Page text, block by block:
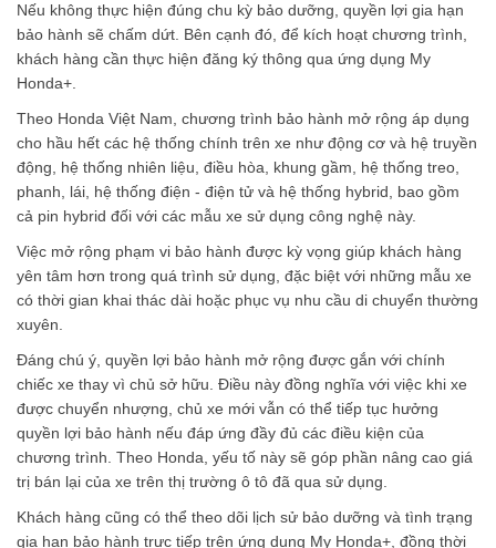
Nếu không thực hiện đúng chu kỳ bảo dưỡng, quyền lợi gia hạn
bảo hành sẽ chấm dứt. Bên cạnh đó, để kích hoạt chương trình,
khách hàng cần thực hiện đăng ký thông qua ứng dụng My
Honda+.
Theo Honda Việt Nam, chương trình bảo hành mở rộng áp dụng
cho hầu hết các hệ thống chính trên xe như động cơ và hệ truyền
động, hệ thống nhiên liệu, điều hòa, khung gầm, hệ thống treo,
phanh, lái, hệ thống điện - điện tử và hệ thống hybrid, bao gồm
cả pin hybrid đối với các mẫu xe sử dụng công nghệ này.
Việc mở rộng phạm vi bảo hành được kỳ vọng giúp khách hàng
yên tâm hơn trong quá trình sử dụng, đặc biệt với những mẫu xe
có thời gian khai thác dài hoặc phục vụ nhu cầu di chuyển thường
xuyên.
Đáng chú ý, quyền lợi bảo hành mở rộng được gắn với chính
chiếc xe thay vì chủ sở hữu. Điều này đồng nghĩa với việc khi xe
được chuyển nhượng, chủ xe mới vẫn có thể tiếp tục hưởng
quyền lợi bảo hành nếu đáp ứng đầy đủ các điều kiện của
chương trình. Theo Honda, yếu tố này sẽ góp phần nâng cao giá
trị bán lại của xe trên thị trường ô tô đã qua sử dụng.
Khách hàng cũng có thể theo dõi lịch sử bảo dưỡng và tình trạng
gia hạn bảo hành trực tiếp trên ứng dụng My Honda+, đồng thời